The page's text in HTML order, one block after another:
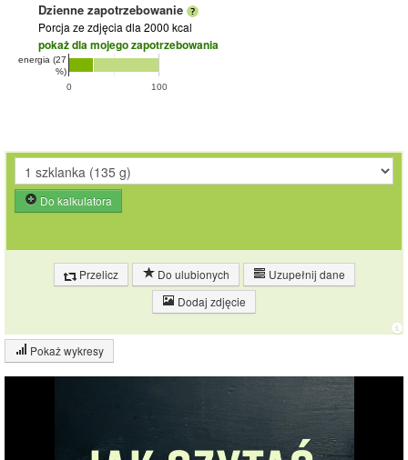
Dzienne zapotrzebowanie
Porcja ze zdjęcia dla 2000 kcal
pokaż dla mojego zapotrzebowania
0 100
energia (27
%)
Do kalkulatora
Przelicz Do ulubionych
Uzupełnij dane
Dodaj zdjęcie
Pokaż wykresy
Wykres składu produktu
9%